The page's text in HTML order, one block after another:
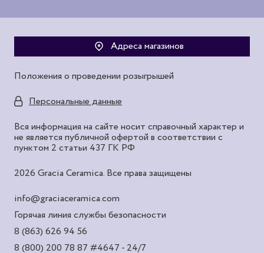
Адреса магазинов
Положения о проведении розыгрышей
Персональные данные
Вся информация на сайте носит справочный характер и
не является публичной офертой в соответствии с
пунктом 2 статьи 437 ГК РФ
2026 Gracia Ceramica. Все права защищены
info@graciaceramica.com
Горячая линия службы безопасности
8 (863) 626 94 56
8 (800) 200 78 87 #4647 - 24/7